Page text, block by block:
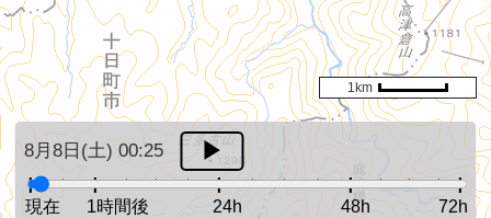
8月8日(土) 00:25
現在 1時間後 24h 48h 72h
1km